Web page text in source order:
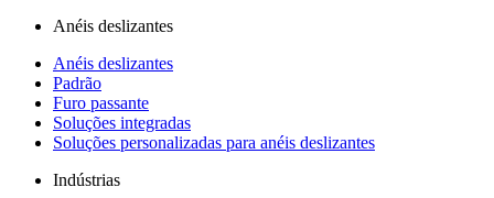
Anéis deslizantes
Anéis deslizantes
Padrão
Furo passante
Soluções integradas
Soluções personalizadas para anéis deslizantes
Indústrias